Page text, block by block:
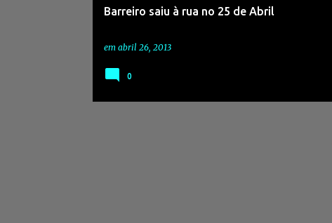
Barreiro saiu à rua no 25 de Abril
em abril 26, 2013
0